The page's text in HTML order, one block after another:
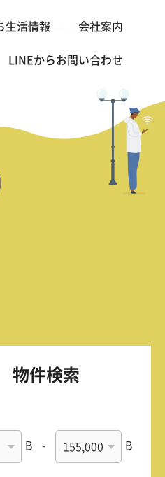
生活情報 会社案内
LINEからお問い合わせ
長の熱血レビュー >TY コート
物件検索
B - B